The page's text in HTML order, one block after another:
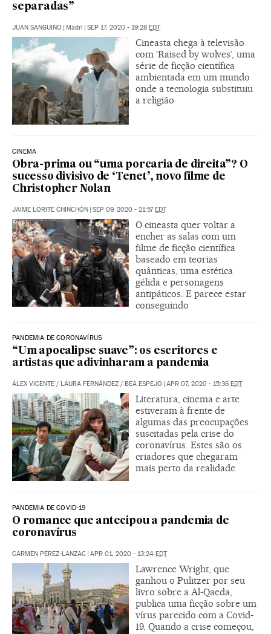
separadas”
JUAN SANGUINO Madri SEP 17, 2020 - 19:28 EDT
Cineasta chega à televisão
com ‘Raised by wolves’, uma
série de ficção científica
ambientada em um mundo
onde a tecnologia substituiu
a religião
CINEMA
Obra-prima ou “uma porcaria de direita”? O
sucesso divisivo de ‘Tenet’, novo filme de
Christopher Nolan
JAIME LORITE CHINCHÓN | SEP 09, 2020 - 21:57EDT
O cineasta quer voltar a
encher as salas com um
filme de ficção científica
baseado em teorias
quânticas, uma estética
gélida e personagens
antipáticos. E parece estar
conseguindo
PANDEMIA DE CORONAVÍRUS
“Um apocalipse suave”: os escritores e
artistas que adivinharam a pandemia
ÁLEX VICENTE / LAURA FERNÁNDEZ / BEA ESPEJO | APR 07, 2020 - 15:36 EDT
Literatura, cinema e arte
estiveram à frente de
algumas das preocupações
suscitadas pela crise do
coronavírus. Estes são os
criadores que chegaram
mais perto da realidade
PANDEMIA DE COVID-19
O romance que antecipou a pandemia de
coronavírus
CARMEN PÉREZ-LANZAC | APR 01, 2020 - 13:24 EDT
Lawrence Wright, que
ganhou o Pulitzer por seu
livro sobre a Al-Qaeda,
publica uma ficção sobre um
vírus parecido com a Covid-
19. Quando a crise começou,